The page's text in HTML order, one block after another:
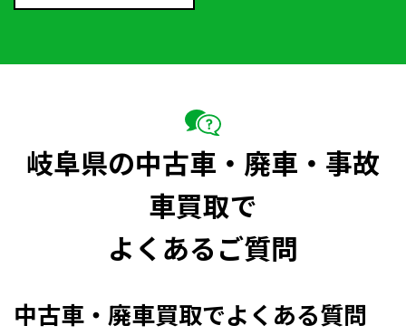
岐阜県の中古車・廃車・事故
車買取で
よくあるご質問
中古車・廃車買取でよくある質問